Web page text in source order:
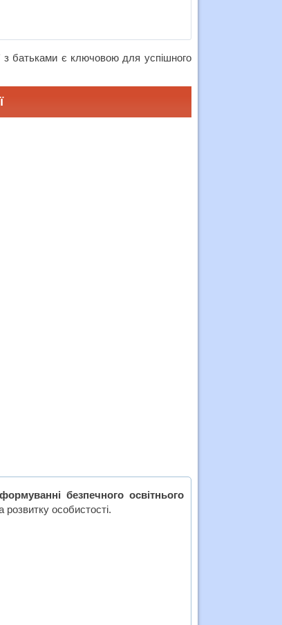
з батьками є ключовою для успішного
безпечного освітнього
особистості.